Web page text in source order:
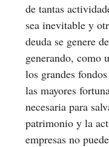
de tantas
sea inevitable y
deuda se genere
generando, como
los grandes
las mayores
necesaria para
patrimonio y la
empresas no